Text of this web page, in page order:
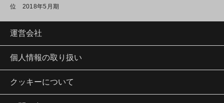
位 2018年5月期
運営会社
個人情報の取り扱い
クッキーについて